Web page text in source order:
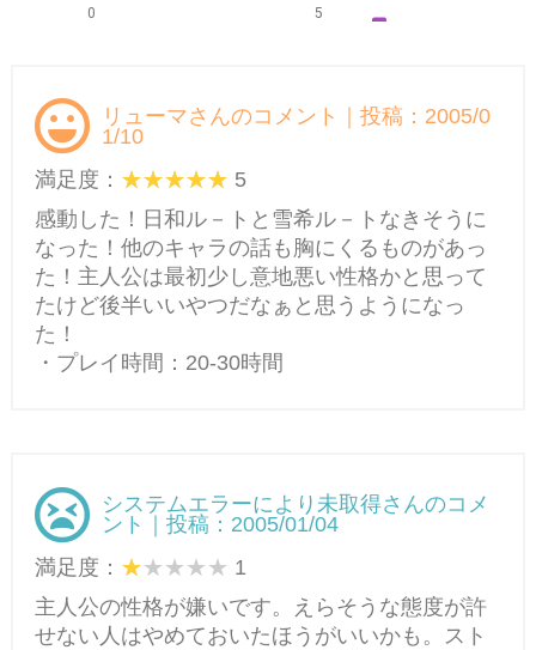
0 5
リューマさんのコメント｜投稿：2005/0
1/10
満足度：
5
感動した！日和ル－トと雪希ル－トなきそうに
なった！他のキャラの話も胸にくるものがあっ
た！主人公は最初少し意地悪い性格かと思って
たけど後半いいやつだなぁと思うようになっ
た！
・プレイ時間：20-30時間
システムエラーにより未取得さんのコメ
ント｜投稿：2005/01/04
満足度：
1
主人公の性格が嫌いです。えらそうな態度が許
せない人はやめておいたほうがいいかも。スト